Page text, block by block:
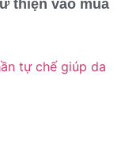
thiện vào mùa